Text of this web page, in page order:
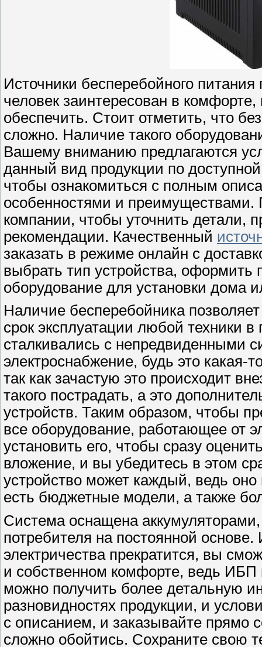
Источники бесперебойного
человек заинтересован в
обеспечить. Стоит отметить, что
сложно. Наличие такого
Вашему вниманию предлагаются
данный вид продукции по
чтобы ознакомиться с полным
особенностями и
компании, чтобы уточнить детали,
рекомендации. Качественный
заказать в режиме онлайн с
выбрать тип устройства, оформить
оборудование для установки дома
Наличие бесперебойника
срок эксплуатации любой техники
сталкивались с непредвиденными
электроснабжение, будь это
так как зачастую это происходит
такого пострадать, а это
устройств. Таким образом, чтобы
все оборудование, работающее от
установить его, чтобы сразу
вложение, и вы убедитесь в этом
устройство может каждый, ведь оно
есть бюджетные модели, а также
Система оснащена
потребителя на постоянной
электричества прекратится, вы
и собственном комфорте, ведь ИБП
можно получить более детальную
разновидностях продукции, и
с описанием, и заказывайте прямо
сложно обойтись. Сохраните свою